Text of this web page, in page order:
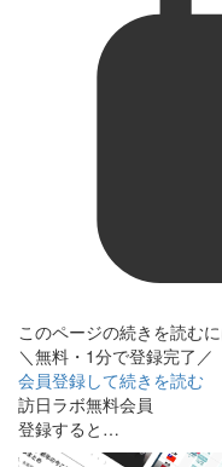
このページの続きを読む
＼無料・1分で登録完了／
会員登録して続きを読む
訪日ラボ無料会員
登録すると…